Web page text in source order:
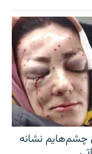
چشم‌هایم نشانه